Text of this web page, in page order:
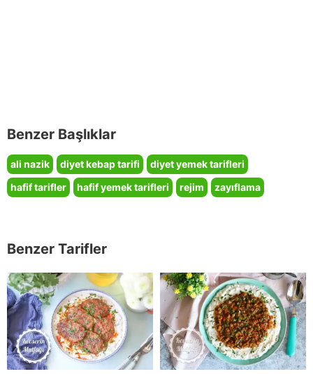
Benzer Başlıklar
ali nazik diyet kebap tarifi
diyet yemek tarifleri
hafif tarifler
hafif yemek tarifleri rejim zayıflama
Benzer Tarifler